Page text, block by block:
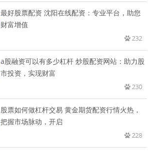
最好股票配资 沈阳在线配资：专业平台，助您
财富增值
232
a股融资可以有多少杠杆 炒股配资网站：助力股
市投资，实现财富
230
股票如何做杠杆交易 黄金期货配资行情火热，
把握市场脉动，开启
228